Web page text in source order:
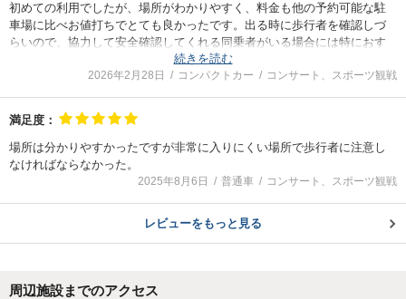
初めての利用でしたが、場所がわかりやすく、料金も他の予約可能な駐
車場に比べお値打ちでとても良かったです。出る時に歩行者を確認しづ
らいので、協力して安全確認してくれる同乗者がいる場合には特におす
続きを読む
2026年2月28日 コンパクトカー コンサート、スポーツ観戦
満足度：
場所は分かりやすかったですが非常に入りにくい場所で歩行者に注意し
なければならなかった。
2025年8月6日 普通車 コンサート、スポーツ観戦
レビューをもっと見る
周辺施設までのアクセス